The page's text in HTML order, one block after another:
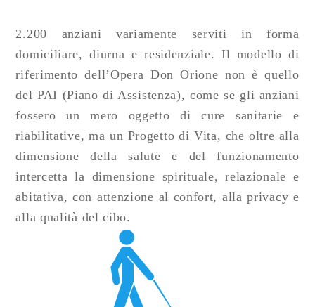
2.200 anziani variamente serviti in forma
domiciliare, diurna e residenziale. Il modello di
riferimento dell’Opera Don Orione non è quello
del PAI (Piano di Assistenza), come se gli anziani
fossero un mero oggetto di cure sanitarie e
riabilitative, ma un Progetto di Vita, che oltre alla
dimensione della salute e del funzionamento
intercetta la dimensione spirituale, relazionale e
abitativa, con attenzione al confort, alla privacy e
alla qualità del cibo.